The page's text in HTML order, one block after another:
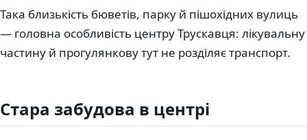
Така близькість бюветів, парку й пішохідних вулиць
— головна особливість центру Трускавця: лікувальну
частину й прогулянкову тут не розділяє транспорт.
Стара забудова в центрі